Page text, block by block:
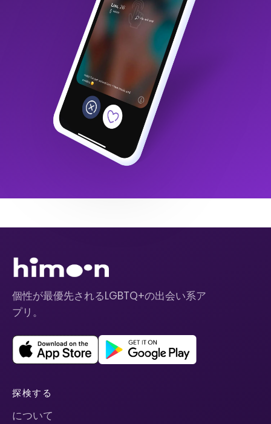
個性が最優先されるLGBTQ+の出会い系ア
プリ。
探検する
について